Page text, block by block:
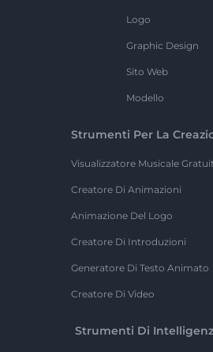
Logo
Graphic Design
Sito Web
Modello
Strumenti Per La
Visualizzatore Musicale
Creatore Di Animazioni
Animazione Del Logo
Creatore Di Introduzioni
Generatore Di Testo Animato
Creatore Di Video
Strumenti Di